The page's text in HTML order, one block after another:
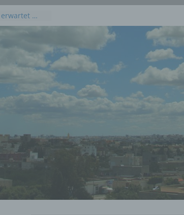
erwartet …
2026
2026
Juli 2026 an
Osten und
für
Juli 2026